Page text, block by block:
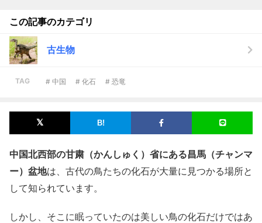
この記事のカテゴリ
古生物
TAG # 中国 # 化石 # 恐竜
中国北西部の甘粛（かんしゅく）省にある昌馬（チャンマ
ー）盆地は、古代の鳥たちの化石が大量に見つかる場所と
して知られています。
しかし、そこに眠っていたのは美しい鳥の化石だけではあ